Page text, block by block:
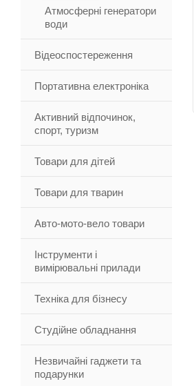
Атмосферні генератори
води
Відеоспостереження
Портативна електроніка
Активний відпочинок,
спорт, туризм
Товари для дітей
Товари для тварин
Авто-мото-вело товари
Інструменти і
вимірювальні прилади
Техніка для бізнесу
Студійне обладнання
Незвичайні гаджети та
подарунки